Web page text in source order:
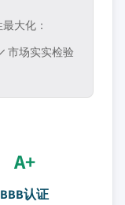
大化：
市场实实检验
A+
BBB认证